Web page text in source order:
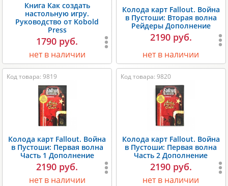
Книга Как создать
настольную игру.
Руководство от Kobold
Press
1790 руб.
нет в наличии
Колода карт Fallout. Война
в Пустоши: Вторая волна
Рейдеры Дополнение
2190 руб.
нет в наличии
Код товара: 9819
Колода карт Fallout. Война
в Пустоши: Первая волна
Часть 1 Дополнение
2190 руб.
нет в наличии
Код товара: 9820
Колода карт Fallout. Война
в Пустоши: Первая волна
Часть 2 Дополнение
2190 руб.
нет в наличии